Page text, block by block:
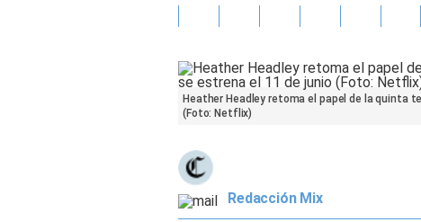
Heather Headley retoma el papel de la quinta
(Foto: Netflix)
Redacción Mix